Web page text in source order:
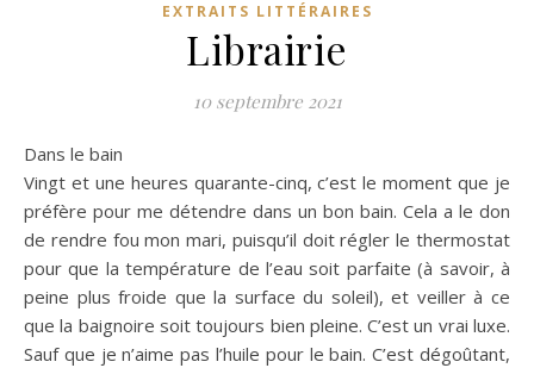
EXTRAITS LITTÉRAIRES
Librairie
10 septembre 2021
Dans le bain
Vingt et une heures quarante-cinq, c’est le moment que je
préfère pour me détendre dans un bon bain. Cela a le don
de rendre fou mon mari, puisqu’il doit régler le thermostat
pour que la température de l’eau soit parfaite (à savoir, à
peine plus froide que la surface du soleil), et veiller à ce
que la baignoire soit toujours bien pleine. C’est un vrai luxe.
Sauf que je n’aime pas l’huile pour le bain. C’est dégoûtant,